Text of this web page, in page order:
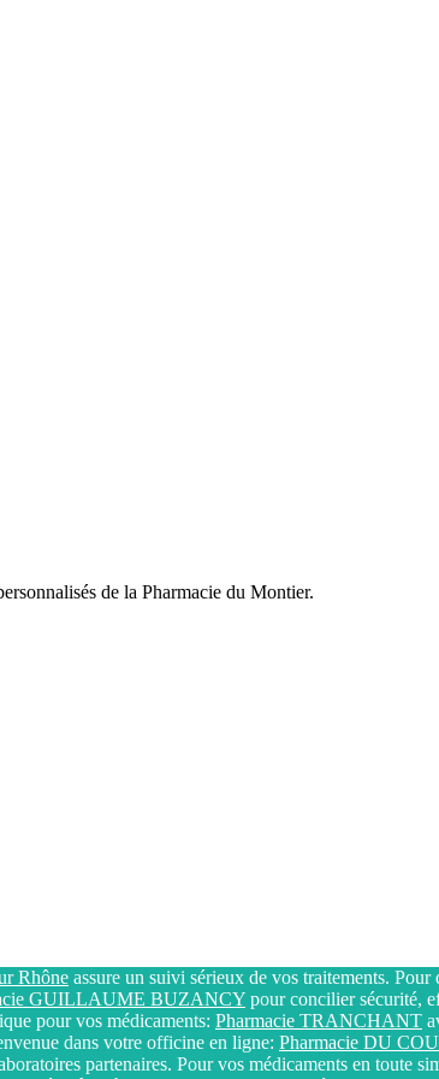
de la Pharmacie du Montier.
Rhône assure un suivi sérieux de vos traitements. Pour
GUILLAUME BUZANCY pour concilier sécurité,
pour vos médicaments: Pharmacie TRANCHANT
dans votre officine en ligne: Pharmacie DU
partenaires. Pour vos médicaments en toute